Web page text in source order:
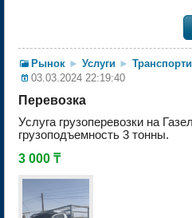
Рынок ► Услуги ►
03.03.2024 22:19:40
Перевозка
Услуга грузоперевозки на
грузоподъемность 3 тонны.
3 000 ₸